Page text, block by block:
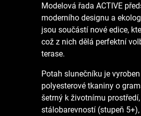
Modelová řada ACTIVE
moderního designu a
jsou součástí nové edice,
což z nich dělá perfektní
terase.
Potah slunečníku je
polyesterové tkaniny o
šetrný k životnímu
stálobarevností (stupeň